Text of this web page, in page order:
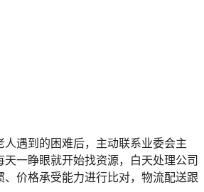
遇到的困难后，主动联系业委会主
一睁眼就开始找资源，白天处理公司
价格承受能力进行比对，物流配送跟